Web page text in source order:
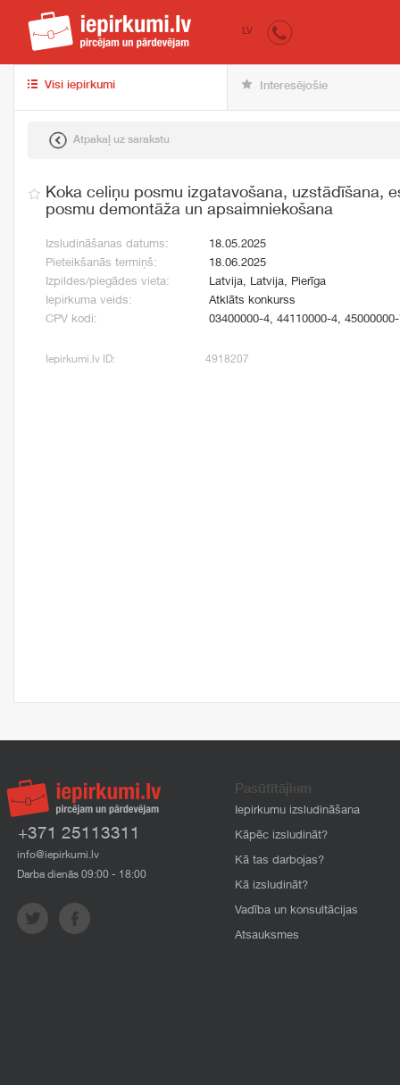
iepirkumi.lv
LV
Visi iepirkumi Interesējošie
Atpakaļ uz sarakstu
Koka celiņu posmu izgatavošana, uzstādīšana,
posmu demontāža un apsaimniekošana
Izsludināšanas datums:
18.05.2025
Pieteikšanās termiņš:
18.06.2025
Izpildes/piegādes vieta:
Latvija, Latvija, Pierīga
Iepirkuma veids:
Atklāts konkurss
CPV kodi:
03400000-4, 44110000-4,
Iepirkumi.lv ID: 4918207
+371 25113311
info@iepirkumi.lv
Darba dienās 09:00 - 18:00
Pasūtītājiem
Iepirkumu izsludināšana
Kāpēc izsludināt?
Kā tas darbojas?
Kā izsludināt?
Vadība un konsultācijas
Atsauksmes